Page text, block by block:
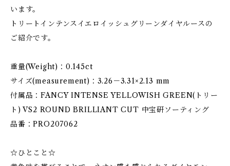
います。
トリートインテンスイエロイッシュグリーンダイヤルースの
ご紹介です。
重量(Weight)：0.145ct
サイズ(measurement)：3.26－3.31×2.13 mm
付属品：FANCY INTENSE YELLOWISH GREEN(トリー
ト) VS2 ROUND BRILLIANT CUT 中宝研ソーティング
品番：PRO207062
☆ひとこと☆